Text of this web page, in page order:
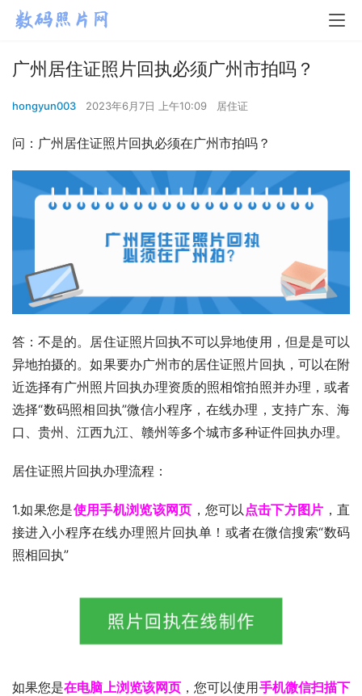
广州居住证照片回执必须广州市拍吗？
hongyun003 2023年6月7日 上午10:09 居住证
问：广州居住证照片回执必须在广州市拍吗？
答：不是的。居住证照片回执不可以异地使用，但是是可以
异地拍摄的。如果要办广州市的居住证照片回执，可以在附
近选择有广州照片回执办理资质的照相馆拍照并办理，或者
选择“数码照相回执”微信小程序，在线办理，支持广东、海
口、贵州、江西九江、赣州等多个城市多种证件回执办理。
居住证照片回执办理流程：
1.如果您是使用手机浏览该网页 ，您可以 点击下方图片 ，直
接进入小程序在线办理照片回执单！或者在微信搜索“数码
照相回执”
如果您是在电脑上浏览该网页 ，您可以使用手机微信扫描下